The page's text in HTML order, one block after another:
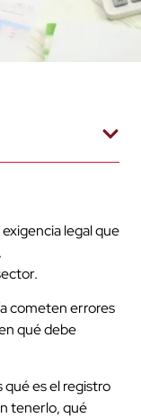
legal que
cometen errores
qué debe
qué es el registro
tenerlo, qué